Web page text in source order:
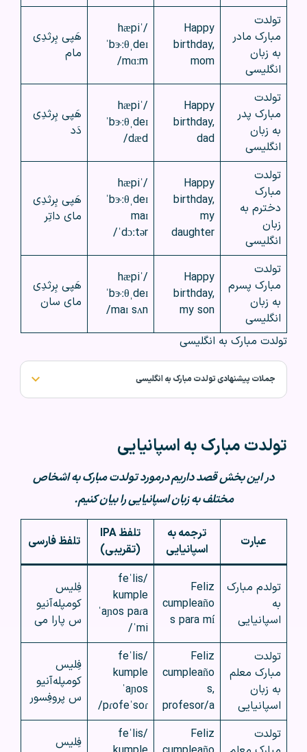
تولدت
مبارک مادر
به زبان
انگلیسی
Happy
birthday,
mom
/ˈhæpi
ˈbɝːθˌdeɪ
mɑːm/
هَپی بِرثدِی
مام
تولدت
مبارک پدر
به زبان
انگلیسی
Happy
birthday,
dad
/ˈhæpi
ˈbɝːθˌdeɪ
dæd/
هَپی بِرثدِی
دَد
تولدت
مبارک
دخترم به
زبان
انگلیسی
Happy
birthday,
my
daughter
/ˈhæpi
ˈbɝːθˌdeɪ
maɪ
ˈdɔːtər/
هَپی بِرثدِی
مای داتِر
تولدت
مبارک پسرم
به زبان
انگلیسی
Happy
birthday,
my son
/ˈhæpi
ˈbɝːθˌdeɪ
maɪ sʌn/
هَپی بِرثدِی
مای سان
تولدت مبارک به انگلیسی
جملات پیشنهادی تولدت مبارک به انگلیسی
تولدت مبارک به اسپانیایی
در این بخش قصد داریم درمورد تولدت مبارک به اشخاص
مختلف به زبان اسپانیایی را بیان کنیم.
عبارت
ترجمه به
اسپانیایی
تلفظ IPA
(تقریبی)
تلفظ فارسی
تولدم مبارک
به
اسپانیایی
Feliz
cumpleaño
s para mí
/feˈlis
kumple
ˈaɲos paɾa
ˈmi/
فِلیس
کومپله‌آنیو
س پارا می
تولدت
مبارک معلم
به زبان
اسپانیایی
Feliz
cumpleaño
s,
profesor/a
/feˈlis
kumple
ˈaɲos
pɾofeˈsoɾ/
فِلیس
کومپله‌آنیو
س پروفِسور
تولدت
Feliz
/feˈlis
فِلیس